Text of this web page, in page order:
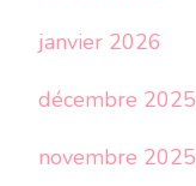
janvier 2026
décembre 2025
novembre 2025